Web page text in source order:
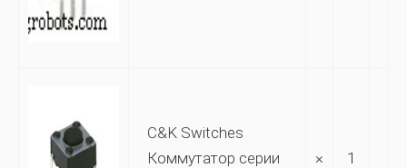
C&K Switches
Коммутатор серии
× 1